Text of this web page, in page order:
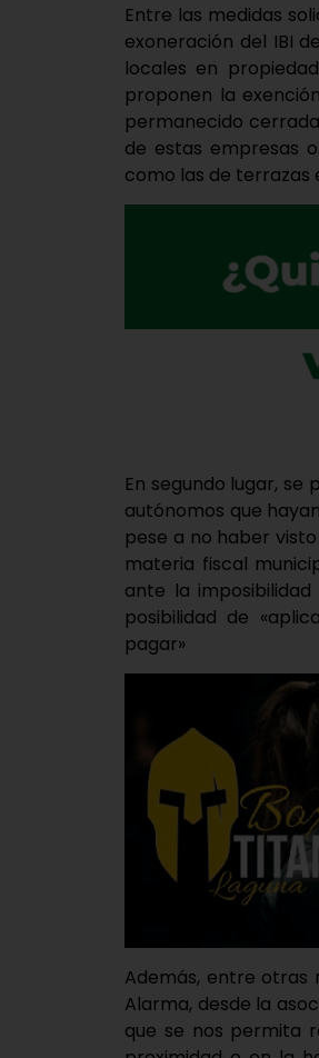
Entre las medidas
exoneración del IBI
locales en
proponen la
permanecido
de estas empresas
como las de terrazas
En segundo lugar,
autónomos que
pese a no haber
materia fiscal
ante la
posibilidad de
pagar»
Además, entre otras
Alarma, desde la
que se nos permita